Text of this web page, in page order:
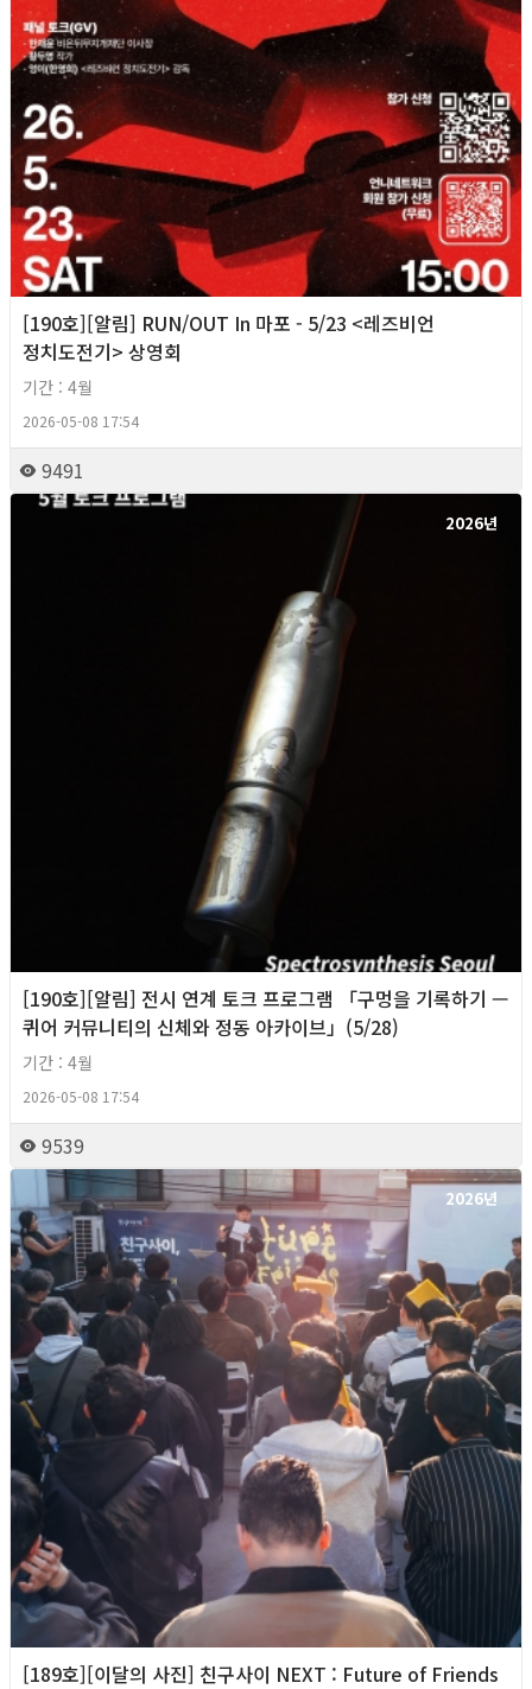
[190호][알림] RUN/OUT In 마포 - 5/23 <레즈비언
정치도전기> 상영회
기간 : 4월
2026-05-08 17:54
9491
2026년
[190호][알림] 전시 연계 토크 프로그램 「구멍을 기록하기 —
퀴어 커뮤니티의 신체와 정동 아카이브」(5/28)
기간 : 4월
2026-05-08 17:54
9539
2026년
[189호][이달의 사진] 친구사이 NEXT : Future of Friends